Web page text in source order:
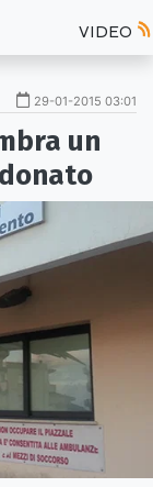
VIDEO
29-01-2015 03:01
un